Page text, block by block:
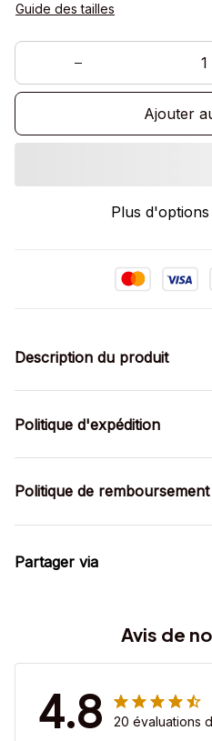
Guide des tailles
Ajouter
Plus
Description du produit
Politique d'expédition
Politique de remboursement
Partager via
Avis de
4.8 20 évaluations